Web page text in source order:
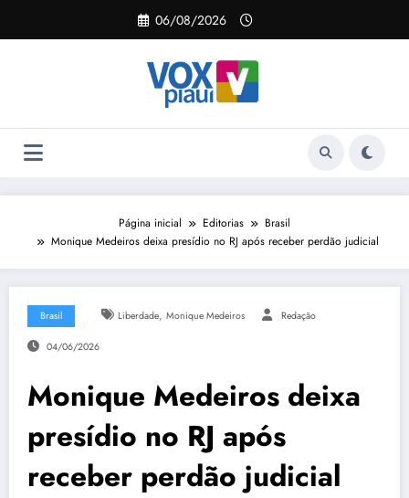
o
06/08/2026
Página inicial Editorias
Brasil
Monique Medeiros deixa presídio no RJ após receber perdão judicial
Brasil Liberdade, Monique Medeiros Redação
04/06/2026
Monique Medeiros deixa
presídio no RJ após
receber perdão judicial